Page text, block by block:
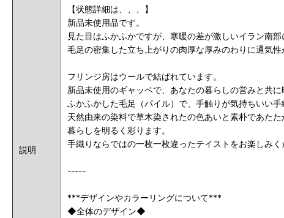
説明
【状態詳細は、、、】
新品未使用品です。
見た目はふかふかですが、寒暖の差が激しいイラン南
毛足の密集した立ち上がりの肉厚な厚みのわりに通気
フリンジ房はウールで結ばれています。
新品未使用のギャッベで、あなたの暮らしの営みと共
ふかふかした毛足（パイル）で、手触りが気持ちいい手
天然由来の染料で草木染されたの色あいと素朴であたた
暮らしを明るく彩ります。
手織りならではの一枚一枚違ったテイストをお楽しみく
-----
***デザインやカラーリングについて***
◆全体のデザイン◆